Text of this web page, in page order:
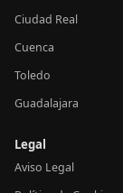
Ciudad Real
Cuenca
Toledo
Guadalajara
Legal
Aviso Legal